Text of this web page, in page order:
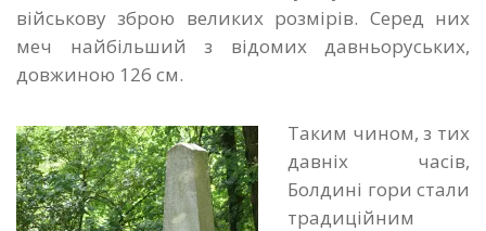
військову зброю великих розмірів. Серед них
меч найбільший з відомих давньоруських,
довжиною 126 см.
Таким чином, з тих
давніх часів,
Болдині гори стали
традиційним